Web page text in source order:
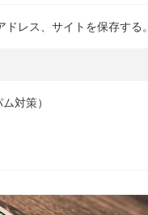
レス、サイトを保存する。
対策）